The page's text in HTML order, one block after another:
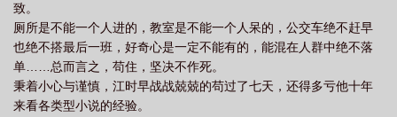
致。
厕所是不能一个人进的，教室是不能一个人呆的，公交车绝不赶早
也绝不搭最后一班，好奇心是一定不能有的，能混在人群中绝不落
单……总而言之，苟住，坚决不作死。
秉着小心与谨慎，江时早战战兢兢的苟过了七天，还得多亏他十年
来看各类型小说的经验。